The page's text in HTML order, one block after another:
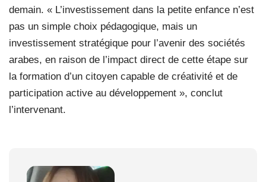
demain. « L’investissement dans la petite enfance n’est
pas un simple choix pédagogique, mais un
investissement stratégique pour l’avenir des sociétés
arabes, en raison de l’impact direct de cette étape sur
la formation d’un citoyen capable de créativité et de
participation active au développement », conclut
l’intervenant.